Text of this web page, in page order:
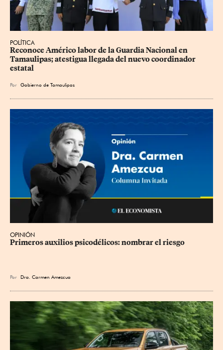
POLÍTICA
Reconoce Américo labor de la Guardia Nacional en
Tamaulipas; atestigua llegada del nuevo coordinador
estatal
Por Gobierno de Tamaulipas
OPINIÓN
Primeros auxilios psicodélicos: nombrar el riesgo
Por Dra. Carmen Amezcua